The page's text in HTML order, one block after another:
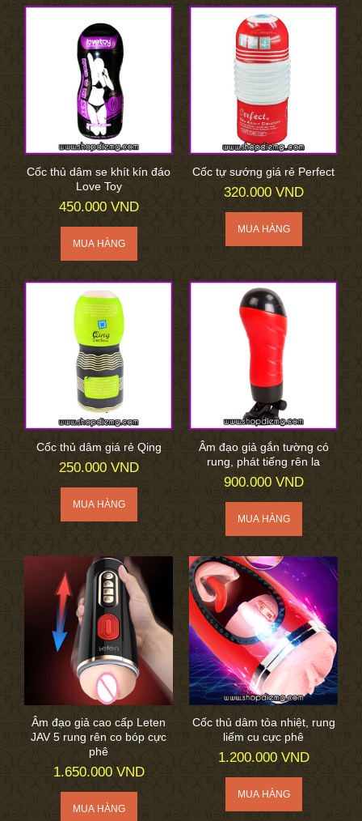
Cốc thủ dâm se khít kín đáo
Love Toy
450.000 VND
Cốc tự sướng giá rẻ Perfect
320.000 VND
Cốc thủ dâm giá rẻ Qing
250.000 VND
Âm đạo giả gắn tường có
rung, phát tiếng rên la
900.000 VND
Âm đạo giả cao cấp Leten
JAV 5 rung rên co bóp cực
phê
1.650.000 VND
Cốc thủ dâm tỏa nhiệt, rung
liếm cu cực phê
1.200.000 VND